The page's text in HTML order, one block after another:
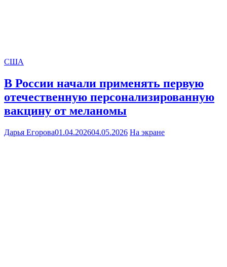
США
В России начали применять первую
отечественную персонализированную
вакцину от меланомы
Дарья Егорова01.04.202604.05.2026 На экране